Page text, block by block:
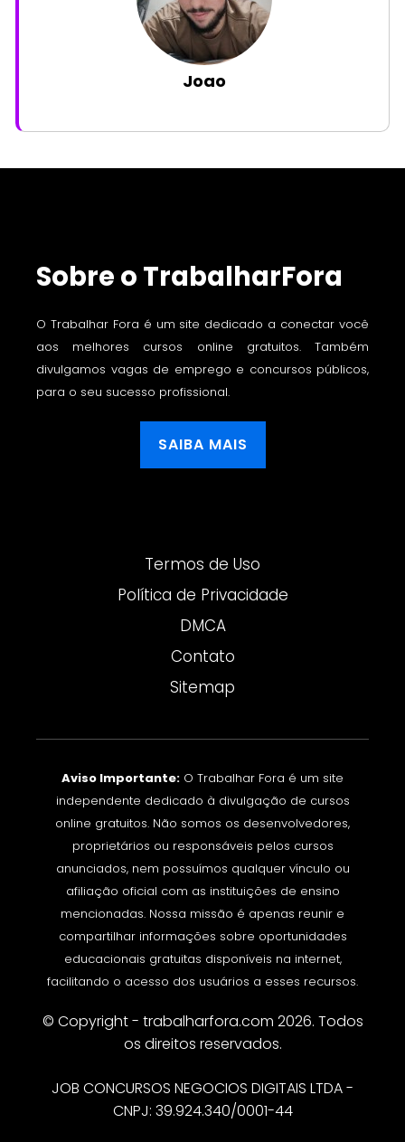
Joao
Sobre o TrabalharFora
O Trabalhar Fora é um site dedicado a conectar você
aos melhores cursos online gratuitos. Também
divulgamos vagas de emprego e concursos públicos,
para o seu sucesso profissional.
SAIBA MAIS
Termos de Uso
Política de Privacidade
DMCA
Contato
Sitemap
Aviso Importante: O Trabalhar Fora é um site
independente dedicado à divulgação de cursos
online gratuitos. Não somos os desenvolvedores,
proprietários ou responsáveis pelos cursos
anunciados, nem possuímos qualquer vínculo ou
afiliação oficial com as instituições de ensino
mencionadas. Nossa missão é apenas reunir e
compartilhar informações sobre oportunidades
educacionais gratuitas disponíveis na internet,
facilitando o acesso dos usuários a esses recursos.
© Copyright - trabalharfora.com 2026. Todos
os direitos reservados.
JOB CONCURSOS NEGOCIOS DIGITAIS LTDA -
CNPJ: 39.924.340/0001-44